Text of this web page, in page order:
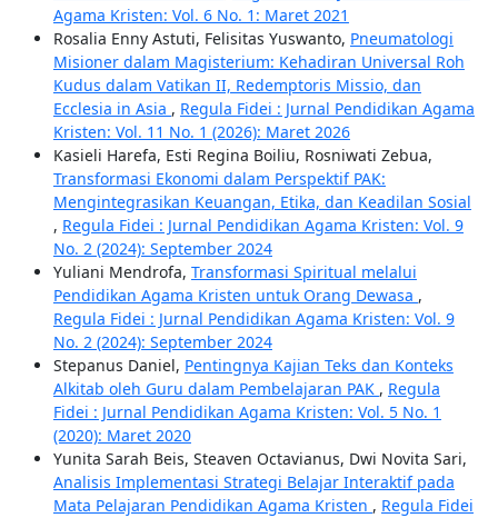
Agama Kristen: Vol. 6 No. 1: Maret 2021
Rosalia Enny Astuti, Felisitas Yuswanto, Pneumatologi
Misioner dalam Magisterium: Kehadiran Universal Roh
Kudus dalam Vatikan II, Redemptoris Missio, dan
Ecclesia in Asia , Regula Fidei : Jurnal Pendidikan Agama
Kristen: Vol. 11 No. 1 (2026): Maret 2026
Kasieli Harefa, Esti Regina Boiliu, Rosniwati Zebua,
Transformasi Ekonomi dalam Perspektif PAK:
Mengintegrasikan Keuangan, Etika, dan Keadilan Sosial
, Regula Fidei : Jurnal Pendidikan Agama Kristen: Vol. 9
No. 2 (2024): September 2024
Yuliani Mendrofa, Transformasi Spiritual melalui
Pendidikan Agama Kristen untuk Orang Dewasa ,
Regula Fidei : Jurnal Pendidikan Agama Kristen: Vol. 9
No. 2 (2024): September 2024
Stepanus Daniel, Pentingnya Kajian Teks dan Konteks
Alkitab oleh Guru dalam Pembelajaran PAK , Regula
Fidei : Jurnal Pendidikan Agama Kristen: Vol. 5 No. 1
(2020): Maret 2020
Yunita Sarah Beis, Steaven Octavianus, Dwi Novita Sari,
Analisis Implementasi Strategi Belajar Interaktif pada
Mata Pelajaran Pendidikan Agama Kristen , Regula Fidei